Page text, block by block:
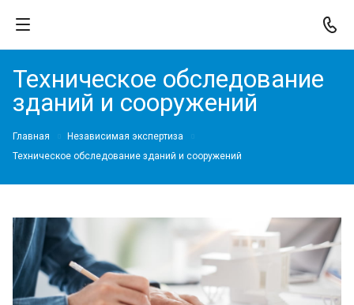
Техническое обследование
зданий и сооружений
Главная
Независимая экспертиза
Техническое обследование зданий и сооружений